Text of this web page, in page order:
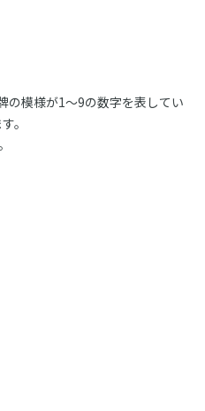
の模様が1〜9の数字を表してい
。